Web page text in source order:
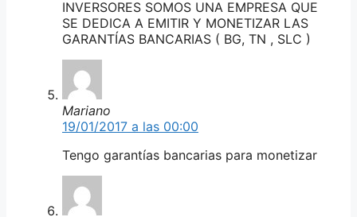
INVERSORES SOMOS UNA EMPRESA QUE
SE DEDICA A EMITIR Y MONETIZAR LAS
GARANTÍAS BANCARIAS ( BG, TN , SLC )
Mariano
19/01/2017 a las 00:00
Tengo garantías bancarias para monetizar